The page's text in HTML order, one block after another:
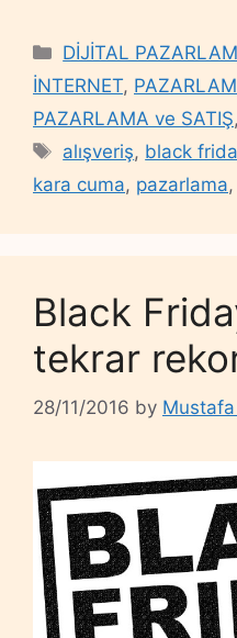
Categories
DİJİTAL
İNTERNET,
PAZARLAMA ve SATIŞ,
Tags
alışveriş, black
kara cuma, pazarlama,
Black
tekrar rekor
28/11/2016 by Mustafa